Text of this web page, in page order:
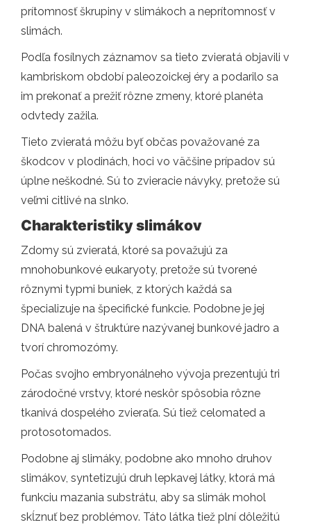
prítomnosť škrupiny v slimákoch a neprítomnosť v
slimách.
Podľa fosílnych záznamov sa tieto zvieratá objavili v
kambriskom období paleozoickej éry a podarilo sa
im prekonať a prežiť rôzne zmeny, ktoré planéta
odvtedy zažila.
Tieto zvieratá môžu byť občas považované za
škodcov v plodinách, hoci vo väčšine prípadov sú
úplne neškodné. Sú to zvieracie návyky, pretože sú
veľmi citlivé na slnko.
Charakteristiky slimákov
Zdomy sú zvieratá, ktoré sa považujú za
mnohobunkové eukaryoty, pretože sú tvorené
rôznymi typmi buniek, z ktorých každá sa
špecializuje na špecifické funkcie. Podobne je jej
DNA balená v štruktúre nazývanej bunkové jadro a
tvorí chromozómy.
Počas svojho embryonálneho vývoja prezentujú tri
zárodočné vrstvy, ktoré neskôr spôsobia rôzne
tkanivá dospelého zvieraťa. Sú tiež celomated a
protosotomados.
Podobne aj slimáky, podobne ako mnoho druhov
slimákov, syntetizujú druh lepkavej látky, ktorá má
funkciu mazania substrátu, aby sa slimák mohol
skĺznuť bez problémov. Táto látka tiež plní dôležitú